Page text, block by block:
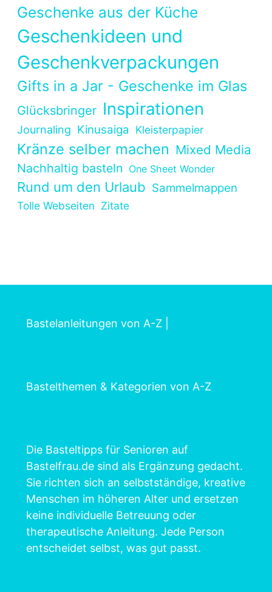
Geschenke aus der Küche
Geschenkideen und
Geschenkverpackungen
Gifts in a Jar - Geschenke im Glas
Glücksbringer Inspirationen
Journaling Kinusaiga Kleisterpapier
Kränze selber machen Mixed Media
Nachhaltig basteln One Sheet Wonder
Rund um den Urlaub Sammelmappen
Tolle Webseiten Zitate
Bastelanleitungen von A-Z
Bastelthemen & Kategorien von A-Z
Die Basteltipps für Senioren auf
Bastelfrau.de sind als Ergänzung gedacht.
Sie richten sich an selbstständige, kreative
Menschen im höheren Alter und ersetzen
keine individuelle Betreuung oder
therapeutische Anleitung. Jede Person
entscheidet selbst, was gut passt.